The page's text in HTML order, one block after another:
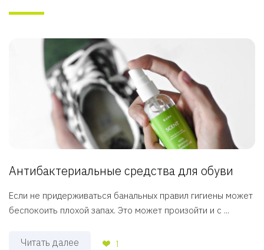
Антибактериальные средства для обуви
Если не придерживаться банальных правил гигиены может
беспокоить плохой запах. Это может произойти и с ...
Читать далее 1